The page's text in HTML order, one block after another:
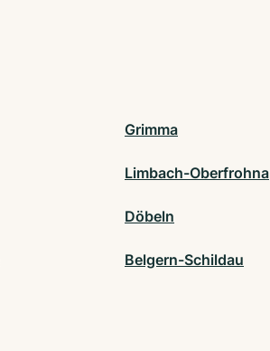
Grimma
Limbach-Oberfrohna
Döbeln
Belgern-Schildau